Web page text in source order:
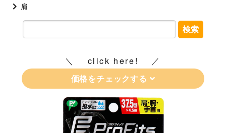
肩
検索
click here!
価格をチェックする